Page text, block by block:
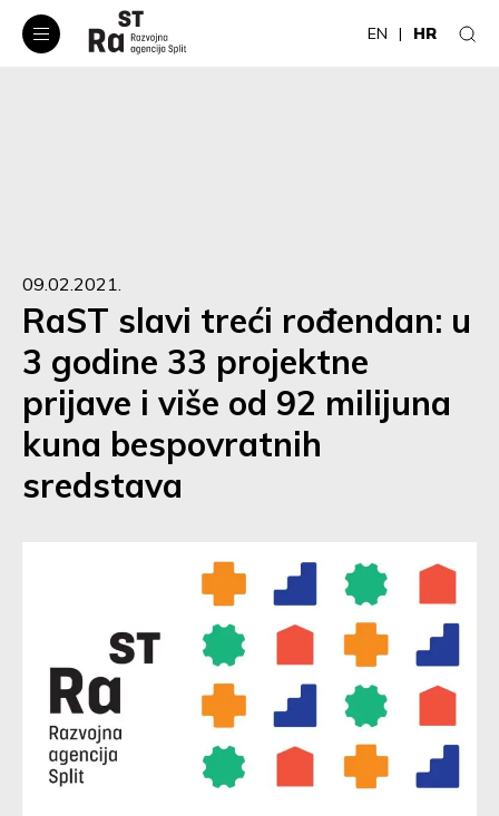
EN HR
09.02.2021.
RaST slavi treći rođendan: u
3 godine 33 projektne
prijave i više od 92 milijuna
kuna bespovratnih
sredstava